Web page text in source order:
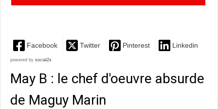
Facebook Twitter Pinterest Linkedin
powered by social2s
May B : le chef d'oeuvre absurde
de Maguy Marin